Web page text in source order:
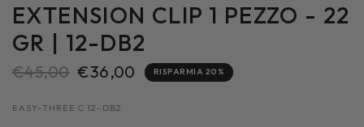
EXTENSION CLIP 1 PEZZO - 22
GR | 12-DB2
€45,00 €36,00 RISPARMIA 20%
EASY-THREE C 12-DB2